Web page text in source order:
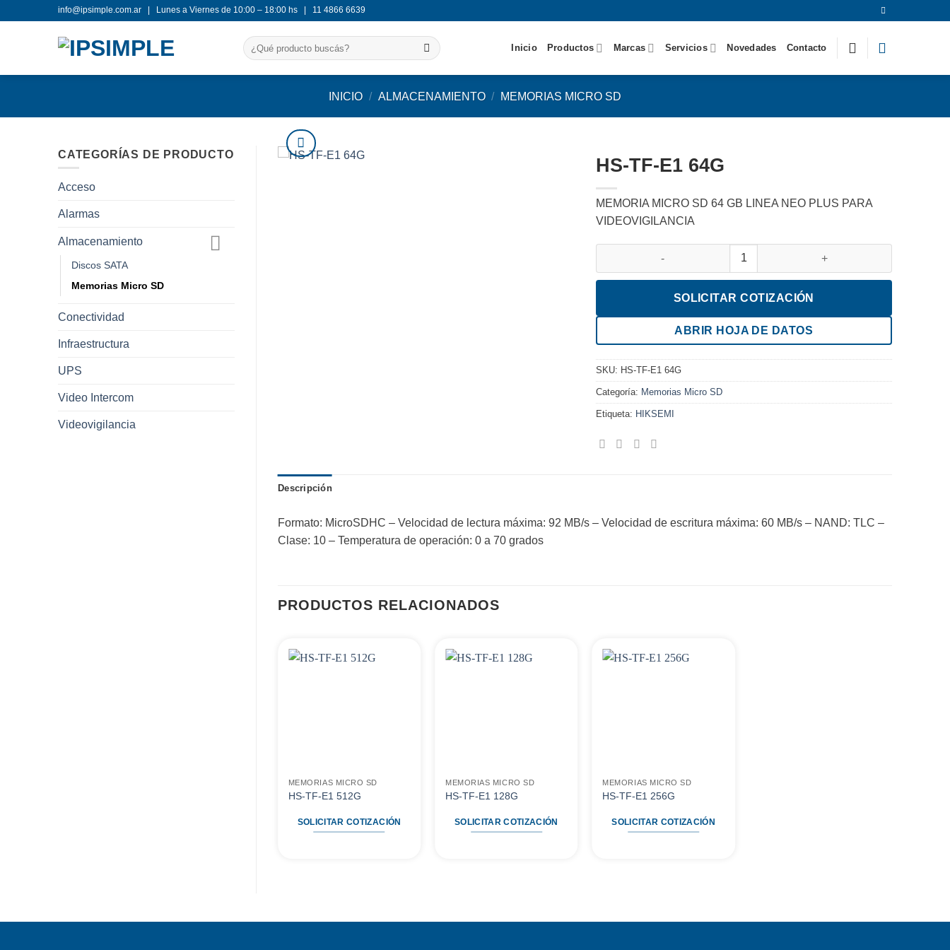
info@ipsimple.com.ar | Lunes a Viernes de 10:00 – 18:00 hs | 11 4866 6639
Buscar
por:
Inicio Productos Marcas Servicios Novedades Contacto
INICIO / ALMACENAMIENTO / MEMORIAS MICRO SD
CATEGORÍAS DE PRODUCTO
Acceso
Alarmas
Almacenamiento
Discos SATA
Memorias Micro SD
Conectividad
Infraestructura
UPS
Video Intercom
Videovigilancia
HS-TF-E1 64G
MEMORIA MICRO SD 64 GB LINEA NEO PLUS PARA
VIDEOVIGILANCIA
SOLICITAR COTIZACIÓN
ABRIR HOJA DE DATOS
SKU: HS-TF-E1 64G
Categoría: Memorias Micro SD
Etiqueta: HIKSEMI
Descripción
Formato: MicroSDHC – Velocidad de lectura máxima: 92 MB/s – Velocidad de escritura máxima: 60 MB/s – NAND: TLC –
Clase: 10 – Temperatura de operación: 0 a 70 grados
PRODUCTOS RELACIONADOS
MEMORIAS MICRO SD
HS-TF-E1 512G
SOLICITAR COTIZACIÓN
MEMORIAS MICRO SD
HS-TF-E1 128G
SOLICITAR COTIZACIÓN
MEMORIAS MICRO SD
HS-TF-E1 256G
SOLICITAR COTIZACIÓN